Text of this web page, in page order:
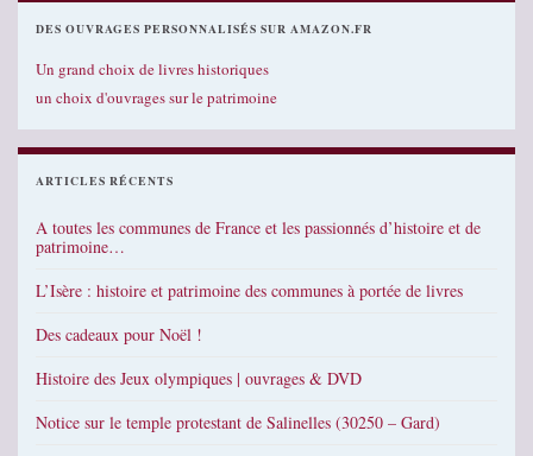
DES OUVRAGES PERSONNALISÉS SUR AMAZON.FR
Un grand choix de livres historiques
un choix d'ouvrages sur le patrimoine
ARTICLES RÉCENTS
A toutes les communes de France et les passionnés d’histoire et de
patrimoine…
L’Isère : histoire et patrimoine des communes à portée de livres
Des cadeaux pour Noël !
Histoire des Jeux olympiques | ouvrages & DVD
Notice sur le temple protestant de Salinelles (30250 – Gard)